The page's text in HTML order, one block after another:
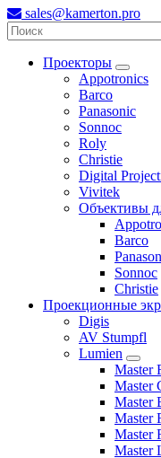
sales@kamerton.pro
Проекторы
Appotronics
Barco
Panasonic
Sonnoc
Roly
Christie
Digital
Vivitek
Объективы
Barco
Sonnoc
Сhristie
Проекционные
Digis
AV Stumpfl
Lumien
Master
Master
Master
Master
Master
Master